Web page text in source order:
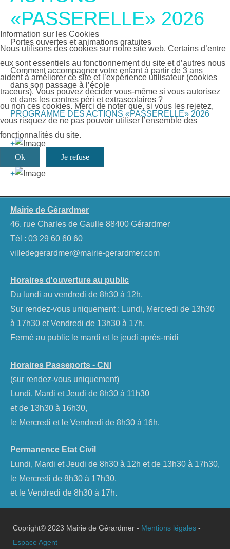
«PASSERELLE» 2026
Portes ouvertes et animations gratuites
Comment accompagner votre enfant à partir de 3 ans
dans son passage à l’école
et dans les centres péri et extrascolaires ?
PROGRAMME DES ACTIONS «PASSERELLE» 2026
+
+
Mairie de Gérardmer
46, rue Charles de Gaulle 88400 Gérardmer
Tél : 03 29 60 60 60
villedegerardmer@mairie-gerardmer.com
Horaires d'ouverture au public
Du lundi au vendredi de 8h30 à 12h.
Sur rendez-vous uniquement : Lundi, Mercredi de 13h30
à 17h30 et Vendredi de 13h30 à 17h.
Fermé au public le mardi et le jeudi après-midi
Horaires Passeports - CNI
(sur rendez-vous uniquement)
Lundi, Mardi et Jeudi de 8h30 à 11h30
et de 13h30 à 16h30,
le Mercredi et le Vendredi de 8h30 à 16h.
Permanence Etat Civil
Lundi, Mardi et Jeudi de 8h30 à 12h et de 13h30 à 17h30,
le Mercredi de 8h30 à 17h30,
et le Vendredi de 8h30 à 17h.
Copright© 2023 Mairie de Gérardmer - Mentions légales -
Espace Agent
Information sur les Cookies
Nous utilisons des cookies sur notre site web. Certains d’entre
eux sont essentiels au fonctionnement du site et d’autres nous
aident à améliorer ce site et l’expérience utilisateur (cookies
traceurs). Vous pouvez décider vous-même si vous autorisez
ou non ces cookies. Merci de noter que, si vous les rejetez,
vous risquez de ne pas pouvoir utiliser l’ensemble des
fonctionnalités du site.
Ok Je refuse